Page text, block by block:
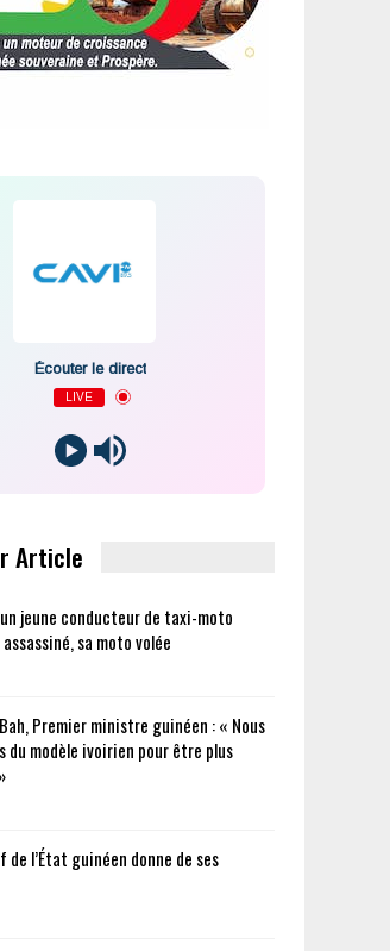
Écouter le direct
LIVE
Article
jeune conducteur de taxi-moto
sa moto volée
Premier ministre guinéen : « Nous
du modèle ivoirien pour être plus
de l’État guinéen donne de ses